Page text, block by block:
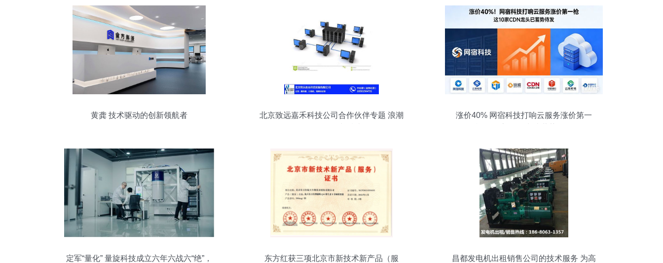
黄龚 技术驱动的创新领航者
北京致远嘉禾科技公司合作伙伴专题 浪潮
涨价40% 网宿科技打响云服务涨价第一
定军“量化” 量旋科技成立六年六战六“绝”，
东方红获三项北京市新技术新产品（服
昌都发电机出租销售公司的技术服务 为高